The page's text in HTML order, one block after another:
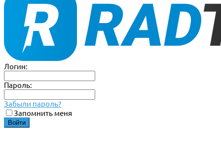
Логин:
Пароль:
Забыли пароль?
Запомнить меня